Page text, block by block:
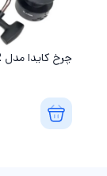
چرخ کایدا مدل BASKER